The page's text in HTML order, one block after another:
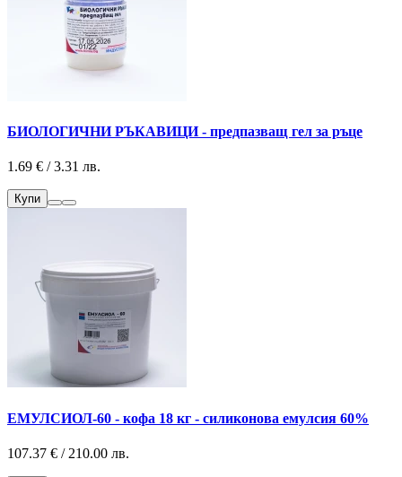
БИОЛОГИЧНИ РЪКАВИЦИ - предпазващ гел за ръце
1.69 € / 3.31 лв.
Купи
ЕМУЛСИОЛ-60 - кофа 18 кг - силиконова емулсия 60%
107.37 € / 210.00 лв.